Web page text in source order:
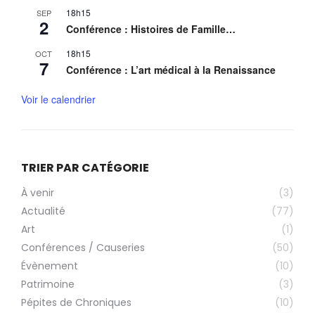
SEP
2
18h15
Conférence : Histoires de Famille…
OCT
7
18h15
Conférence : L’art médical à la Renaissance
Voir le calendrier
TRIER PAR CATÉGORIE
À venir
(3)
Actualité
(77)
Art
(1)
Conférences / Causeries
(50)
Évènement
(10)
Patrimoine
(3)
Pépites de Chroniques
(10)